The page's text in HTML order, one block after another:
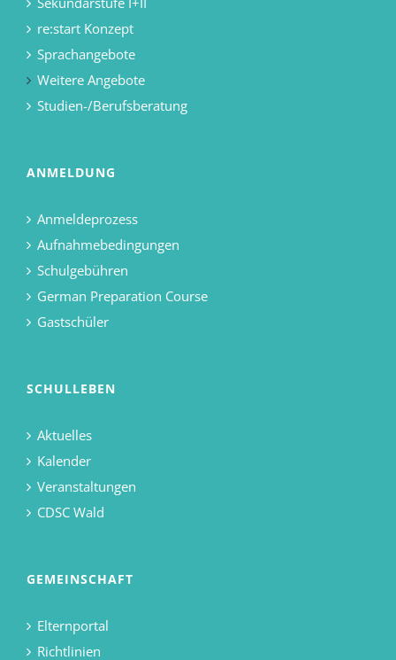
re:start Konzept
Sprachangebote
Weitere Angebote
Studien-/Berufsberatung
ANMELDUNG
Anmeldeprozess
Aufnahmebedingungen
Schulgebühren
German Preparation Course
Gastschüler
SCHULLEBEN
Aktuelles
Kalender
Veranstaltungen
CDSC Wald
GEMEINSCHAFT
Elternportal
Richtlinien